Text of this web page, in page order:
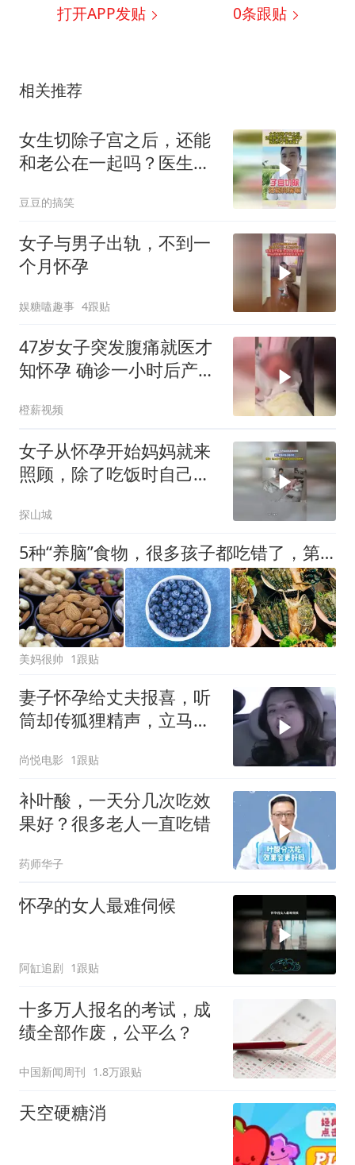
打开APP发贴 0条跟贴
相关推荐
女生切除子宫之后，还能
和老公在一起吗？医生终
豆豆的搞笑
女子与男子出轨，不到一
个月怀孕
娱糖嗑趣事 4跟贴
47岁女子突发腹痛就医才
知怀孕 确诊一小时后产下
橙薪视频
女子从怀孕开始妈妈就来
照顾，除了吃饭时自己动
变的就是妈妈的爱和牵挂
探山城
5种“养脑”食物，很多孩子都吃错了，第4种常被家长忽略
美妈很帅 1跟贴
妻子怀孕给丈夫报喜，听
筒却传狐狸精声，立马杀
尚悦电影 1跟贴
补叶酸，一天分几次吃效
果好？很多老人一直吃错
药师华子
怀孕的女人最难伺候
阿缸追剧 1跟贴
十多万人报名的考试，成
绩全部作废，公平么？
中国新闻周刊 1.8万跟贴
天空硬糖消